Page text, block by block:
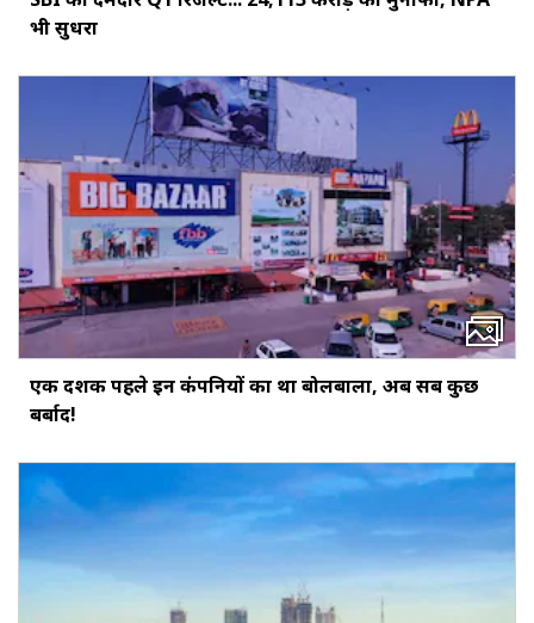
भी सुधरा
एक दशक पहले इन कंपनियों का था बोलबाला, अब सब कुछ
बर्बाद!